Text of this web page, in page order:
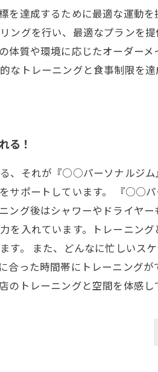
を達成するために最適な運動
ングを行い、最適なプランを
体質や環境に応じたオーダー
なトレーニングと食事制限を
る！
、それが『○○パーソナルジ
サポートしています。 『○○
ング後はシャワーやドライヤ
を入れています。トレーニン
す。 また、どんなに忙しいス
合った時間帯にトレーニング
のトレーニングと空間を体感し